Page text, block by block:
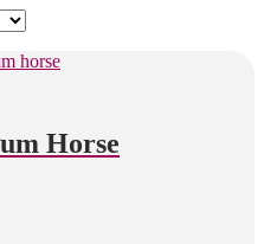
sortiert
Horse